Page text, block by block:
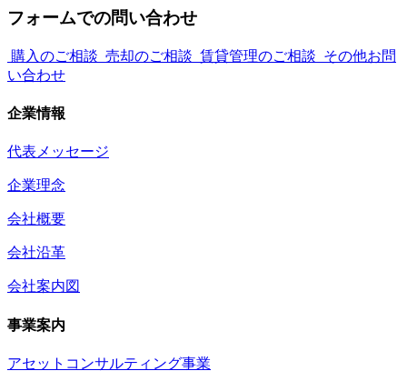
フォームでの問い合わせ
購入のご相談 売却のご相談 賃貸管理のご相談 その他お問
い合わせ
企業情報
代表メッセージ
企業理念
会社概要
会社沿革
会社案内図
事業案内
アセットコンサルティング事業